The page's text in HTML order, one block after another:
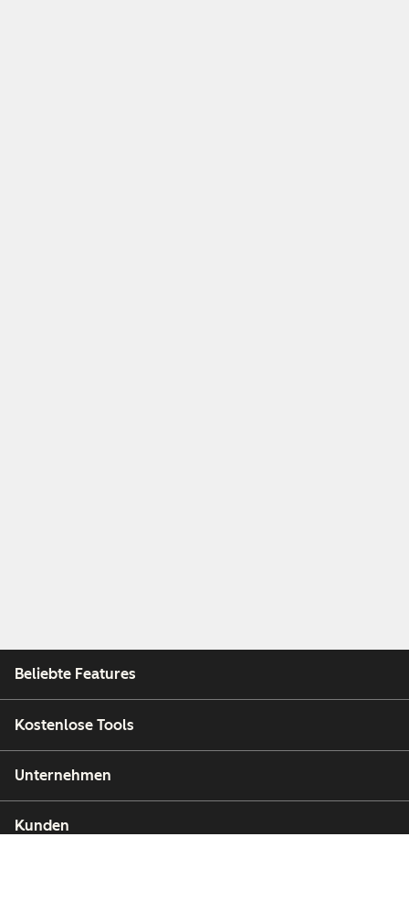
Beliebte Features
Kostenlose Tools
Unternehmen
Kunden